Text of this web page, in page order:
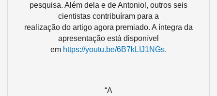
pesquisa. Além dela e de Antoniol, outros seis
cientistas contribuíram para a
realização do artigo agora premiado. A íntegra da
apresentação está disponível
em https://youtu.be/6B7kLIJ1NGs.
“A